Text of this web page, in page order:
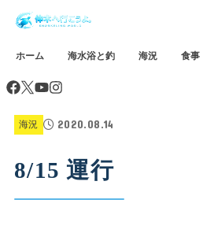
ホーム 海水浴と釣 海況 食事
海況 2020.08.14
8/15 運行